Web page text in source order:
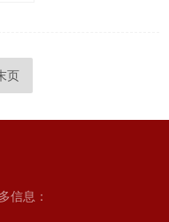
页
信息：